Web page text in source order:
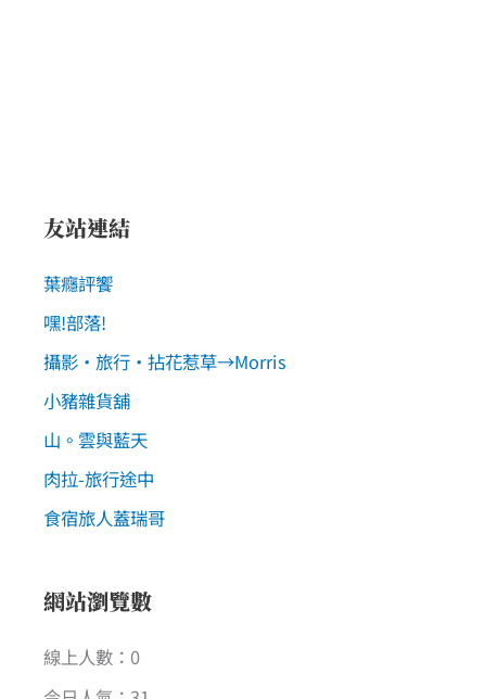
友站連結
葉癮評饗
嘿!部落!
攝影‧旅行‧拈花惹草→Morris
小豬雜貨舖
山。雲與藍天
肉拉-旅行途中
食宿旅人蓋瑞哥
網站瀏覽數
線上人數：0